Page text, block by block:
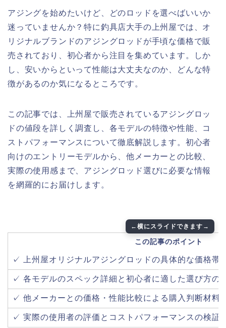
アジングを始めたいけど、どのロッドを選べばいいか
迷っていませんか？特に釣具店大手の上州屋では、オ
リジナルブランドのアジングロッドが手頃な価格で販
売されており、初心者から注目を集めています。しか
し、安いからといって性能は大丈夫なのか、どんな特
徴があるのか気になるところです。
この記事では、上州屋で販売されているアジングロッ
ドの値段を詳しく調査し、各モデルの特徴や性能、コ
ストパフォーマンスについて徹底解説します。初心者
向けのエントリーモデルから、他メーカーとの比較、
実際の使用感まで、アジングロッド選びに必要な情報
を網羅的にお届けします。
この記事のポイント
✓ 上州屋オリジナルアジングロッドの具体的な価格帯
✓ 各モデルのスペック詳細と初心者に適した選び方の
✓ 他メーカーとの価格・性能比較による購入判断材料
✓ 実際の使用者の評価とコストパフォーマンスの検証